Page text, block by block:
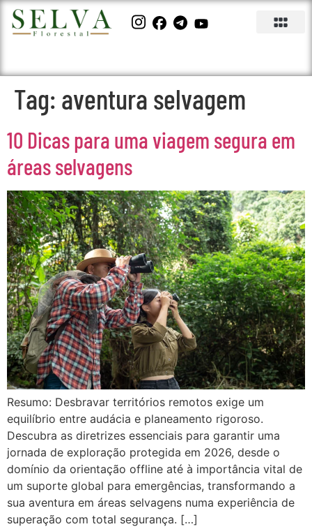
Tag: aventura selvagem
10 Dicas para uma viagem segura em
áreas selvagens
Resumo: Desbravar territórios remotos exige um
equilíbrio entre audácia e planeamento rigoroso.
Descubra as diretrizes essenciais para garantir uma
jornada de exploração protegida em 2026, desde o
domínio da orientação offline até à importância vital de
um suporte global para emergências, transformando a
sua aventura em áreas selvagens numa experiência de
superação com total segurança. […]